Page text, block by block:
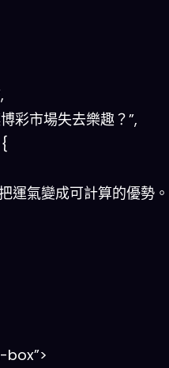
彩市場失去樂趣？”,
運氣變成可計算的優勢